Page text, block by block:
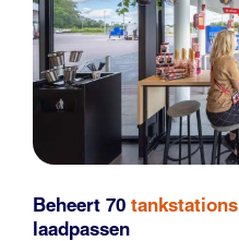
Beheert 70 tankstations
laadpassen